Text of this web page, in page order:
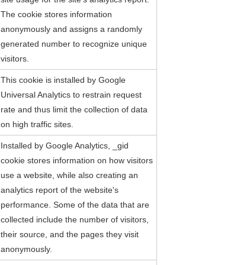
The cookie stores information
anonymously and assigns a randomly
generated number to recognize unique
visitors.
This cookie is installed by Google
Universal Analytics to restrain request
rate and thus limit the collection of data
on high traffic sites.
Installed by Google Analytics, _gid
cookie stores information on how visitors
use a website, while also creating an
analytics report of the website's
performance. Some of the data that are
collected include the number of visitors,
their source, and the pages they visit
anonymously.